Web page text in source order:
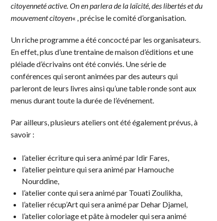
citoyenneté active. On en parlera de la laïcité, des libertés et du
mouvement citoyen« , précise le comité d’organisation.
Un riche programme a été concocté par les organisateurs.
En effet, plus d’une trentaine de maison d’éditions et une
pléiade d’écrivains ont été conviés. Une série de
conférences qui seront animées par des auteurs qui
parleront de leurs livres ainsi qu’une table ronde sont aux
menus durant toute la durée de l’événement.
Par ailleurs, plusieurs ateliers ont été également prévus, à
savoir :
l’atelier écriture qui sera animé par Idir Fares,
l’atelier peinture qui sera animé par Hamouche
Nourddine,
l’atelier conte qui sera animé par Touati Zoulikha,
l’atelier récup’Art qui sera animé par Dehar Djamel,
l’atelier coloriage et pâte à modeler qui sera animé